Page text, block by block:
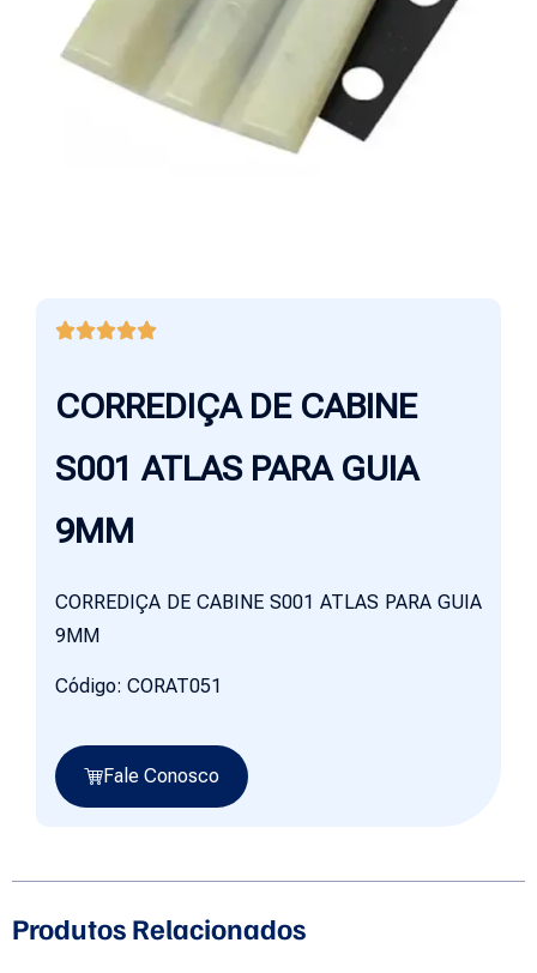
CORREDIÇA DE CABINE
S001 ATLAS PARA GUIA
9MM
CORREDIÇA DE CABINE S001 ATLAS PARA GUIA
9MM
Código: CORAT051
Fale Conosco
Produtos Relacionados